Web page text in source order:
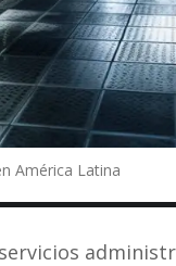
América Latina